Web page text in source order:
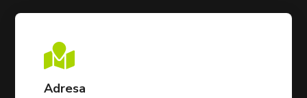

Adresa